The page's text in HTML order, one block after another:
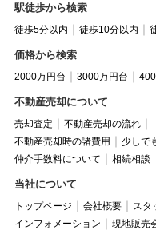
駅徒歩から検索
徒歩5分以内 徒歩10分以内
価格から検索
2000万円台 3000万円台
不動産売却について
売却査定 不動産売却の流れ
不動産売却時の諸費用
少しで
仲介手数料について
相続相談
当社について
トップページ 会社概要 スタ
インフォメーション
現地販売